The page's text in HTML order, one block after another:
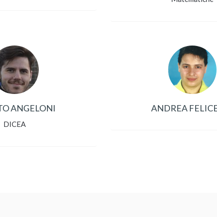
ANGELONI
DICEA
ANDREA